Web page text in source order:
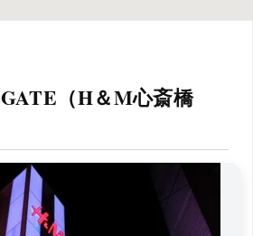
（H＆M心斎橋